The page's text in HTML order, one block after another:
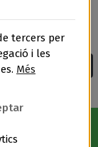
cookies
tercers per
i les
Més
són essencials
Cookies related